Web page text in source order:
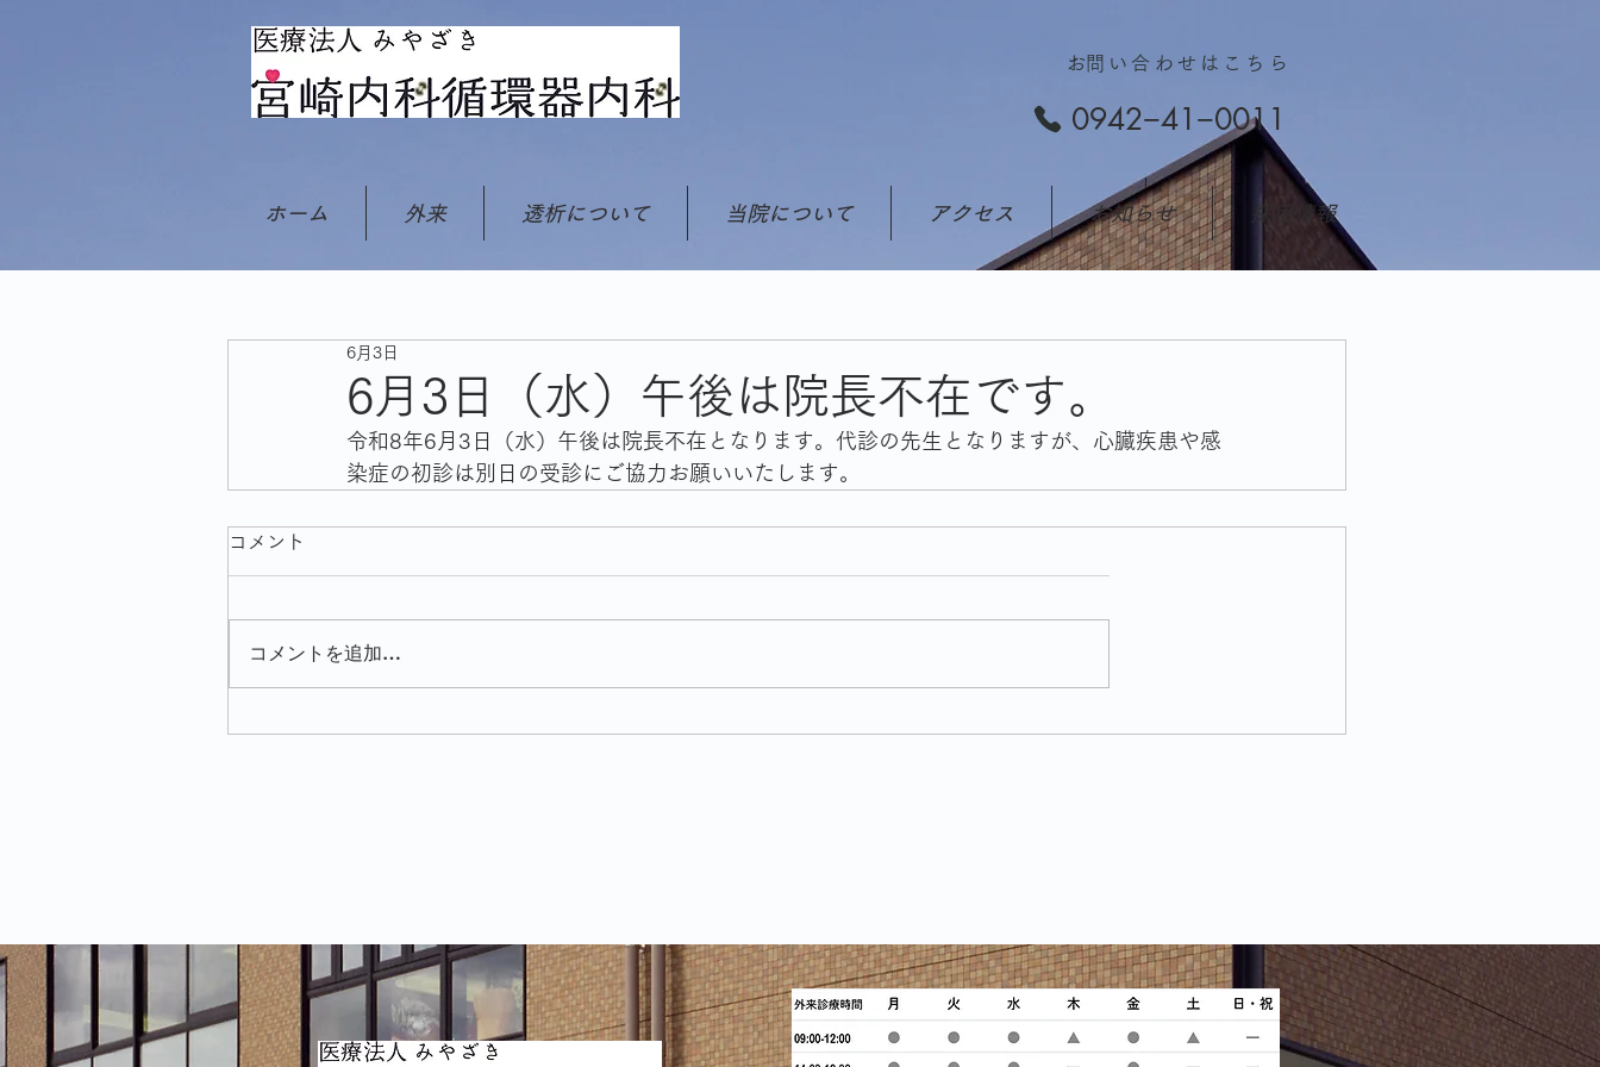
​お問い合わせはこちら
0942−41−0011
ホーム 外来 透析について 当院について アクセス お知らせ 採用情報
6月3日（水）午後は院長不在です。
6月3日
令和8年6月3日（水）午後は院長不在となります。代診の先生となりますが、心臓疾患や感
染症の初診は別日の受診にご協力お願いいたします。
コメント
コメントを追加…